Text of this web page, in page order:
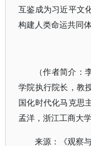
互鉴成为习近平文
构建人类命运共同
（作者简介：
学院执行院长，教
国化时代化马克思
孟洋，浙江工商大
来源：《观察